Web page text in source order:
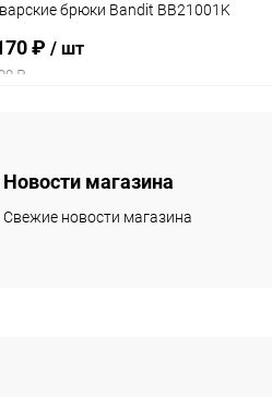
брюки Bandit BB21001K
₽ / шт
₽
Новости магазина
Свежие новости магазина